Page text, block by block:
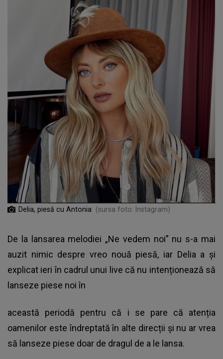
Delia, piesă cu Antonia (sursa foto: Instagram)
De la lansarea melodiei „Ne vedem noi” nu s-a mai
auzit nimic despre vreo nouă piesă, iar Delia a și
explicat ieri în cadrul unui live că nu intenționează să
lanseze piese noi în
această periodă pentru că i se pare că atenția
oamenilor este îndreptată în alte direcții și nu ar vrea
să lanseze piese doar de dragul de a le lansa.